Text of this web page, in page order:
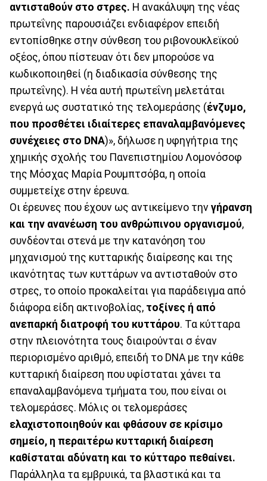
αντισταθούν στο στρες. Η ανακάλυψη της νέας
πρωτεΐνης παρουσιάζει ενδιαφέρον επειδή
εντοπίσθηκε στην σύνθεση του ριβονουκλεϊκού
οξέος, όπου πίστευαν ότι δεν μπορούσε να
κωδικοποιηθεί (η διαδικασία σύνθεσης της
πρωτεΐνης). Η νέα αυτή πρωτεΐνη μελετάται
ενεργά ως συστατικό της τελομεράσης (ένζυμο,
που προσθέτει ιδιαίτερες επαναλαμβανόμενες
συνέχειες στο DNA)», δήλωσε η υφηγήτρια της
χημικής σχολής του Πανεπιστημίου Λομονόσοφ
της Μόσχας Μαρία Ρουμπτσόβα, η οποία
συμμετείχε στην έρευνα.
Οι έρευνες που έχουν ως αντικείμενο την γήρανση
και την ανανέωση του ανθρώπινου οργανισμού,
συνδέονται στενά με την κατανόηση του
μηχανισμού της κυτταρικής διαίρεσης και της
ικανότητας των κυττάρων να αντισταθούν στο
στρες, το οποίο προκαλείται για παράδειγμα από
διάφορα είδη ακτινοβολίας, τοξίνες ή από
ανεπαρκή διατροφή του κυττάρου. Τα κύτταρα
στην πλειονότητα τους διαιρούνται σ έναν
περιορισμένο αριθμό, επειδή το DNA με την κάθε
κυτταρική διαίρεση που υφίσταται χάνει τα
επαναλαμβανόμενα τμήματα του, που είναι οι
τελομεράσες. Μόλις οι τελομεράσες
ελαχιστοποιηθούν και φθάσουν σε κρίσιμο
σημείο, η περαιτέρω κυτταρική διαίρεση
καθίσταται αδύνατη και το κύτταρο πεθαίνει.
Παράλληλα τα εμβρυικά, τα βλαστικά και τα